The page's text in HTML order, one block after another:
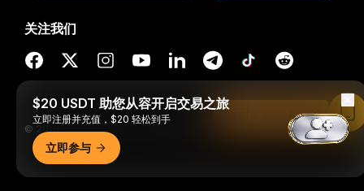
关注我们
© 2018-2026 Bybit.com. 保留所有权利。
$20 USDT 助您从容开启交易之旅
立即注册并充值，$20 轻松到手
立即参与
Read in Bybit App